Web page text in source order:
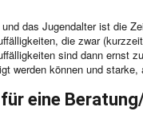
das Jugendalter ist die
die zwar
sind dann ernst
werden können und
eine